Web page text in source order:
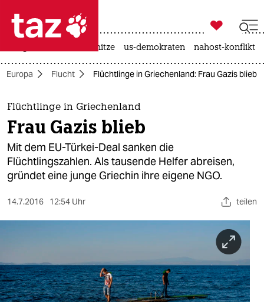
 taz zahl ich
taz zahl ich
themen
politik
öko
gesellschaft
berlin
nord

taz zahl ich
hitze us-demokraten nahost-konflikt
Europa Flucht Flüchtlinge in Griechenland: Frau Gazis blieb
Flüchtlinge in Griechenland
Frau Gazis blieb
Mit dem EU-Türkei-Deal sanken die
Flüchtlingszahlen. Als tausende Helfer abreisen,
gründet eine junge Griechin ihre eigene NGO.
14.7.2016 12:54 Uhr teilen